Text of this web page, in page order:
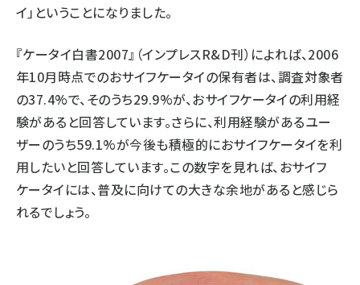
イ」ということになりました。
『ケータイ白書2007』（インプレスR&D刊）によれば、2006
年10月時点でのおサイフケータイの保有者は、調査対象者
の37.4%で、そのうち29.9%が、おサイフケータイの利用経
験があると回答しています。さらに、利用経験があるユー
ザーのうち59.1%が今後も積極的におサイフケータイを利
用したいと回答しています。この数字を見れば、おサイフ
ケータイには、普及に向けての大きな余地があると感じら
れるでしょう。